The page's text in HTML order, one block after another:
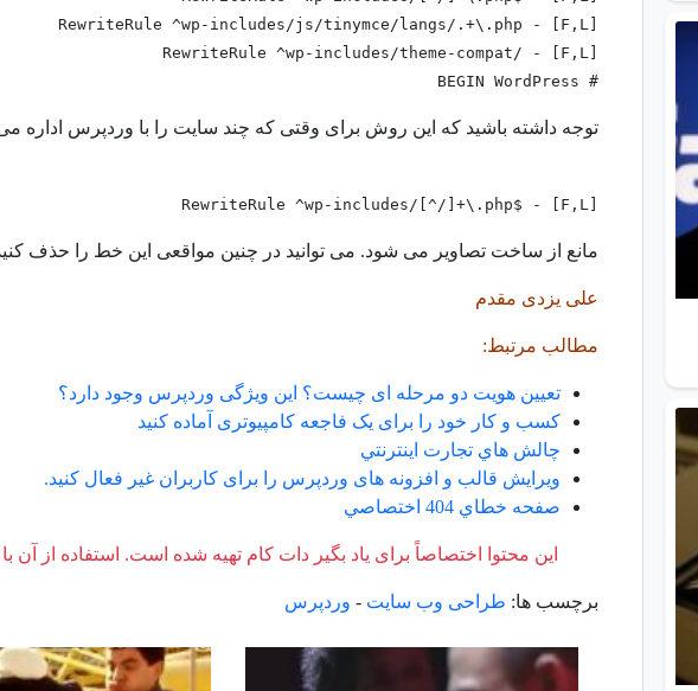
RewriteRule ^wp-includes/js/tinymce/langs/.+\.php - [F,L]
RewriteRule ^wp-includes/theme-compat/ - [F,L]
# BEGIN WordPress
توجه داشته باشید که این روش برای وقتی که چند سایت را با وردپرس اداره
RewriteRule ^wp-includes/[^/]+\.php$ - [F,L]
مانع از ساخت تصاویر می شود. می توانید در چنین مواقعی این خط را حذف
علی یزدی مقدم
مطالب مرتبط:
تعیین هویت دو مرحله ای چیست؟ این ویژگی وردپرس وجود دارد؟
کسب و کار خود را برای یک فاجعه کامپیوتری آماده کنید
چالش هاي تجارت اينترنتي
ویرایش قالب و افزونه های وردپرس را برای کاربران غیر فعال کنید.
صفحه خطاي 404 اختصاصي
این محتوا اختصاصاً برای یاد بگیر دات کام تهیه شده است. استفاده از آن
برچسب ها: طراحی وب سایت - وردپرس